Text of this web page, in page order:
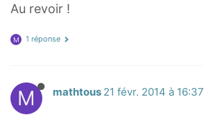
Au revoir !
M 1 réponse
M mathtous 21 févr. 2014 à 16:37